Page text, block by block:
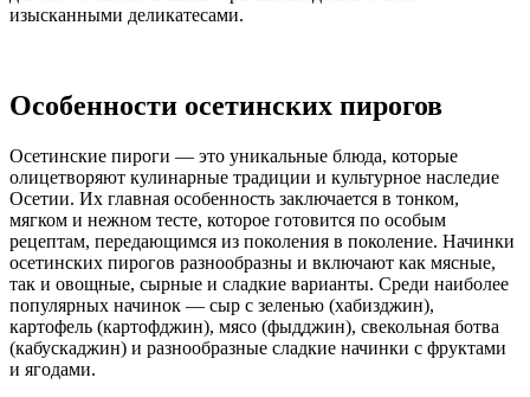
изысканными деликатесами.
Особенности осетинских пирогов
Осетинские пироги — это уникальные блюда, которые
олицетворяют кулинарные традиции и культурное наследие
Осетии. Их главная особенность заключается в тонком,
мягком и нежном тесте, которое готовится по особым
рецептам, передающимся из поколения в поколение. Начинки
осетинских пирогов разнообразны и включают как мясные,
так и овощные, сырные и сладкие варианты. Среди наиболее
популярных начинок — сыр с зеленью (хабизджин),
картофель (картофджин), мясо (фыдджин), свекольная ботва
(кабускаджин) и разнообразные сладкие начинки с фруктами
и ягодами.